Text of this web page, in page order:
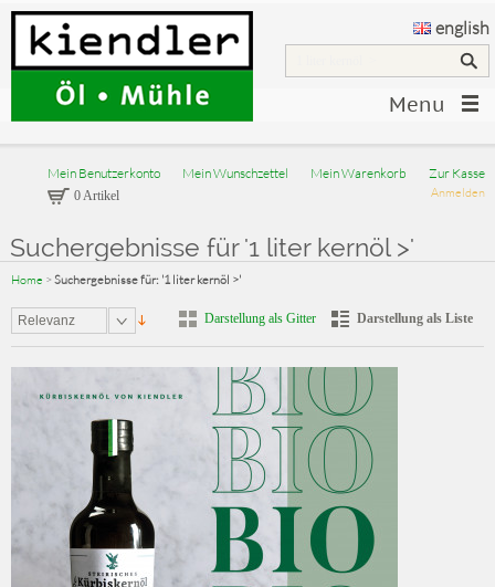
english
Menu
Mein Benutzerkonto Mein Wunschzettel Mein Warenkorb Zur Kasse
Anmelden
0 Artikel
Suchergebnisse für '1 liter kernöl >'
Home > Suchergebnisse für: '1 liter kernöl >'
Relevanz Darstellung als Gitter Darstellung als Liste